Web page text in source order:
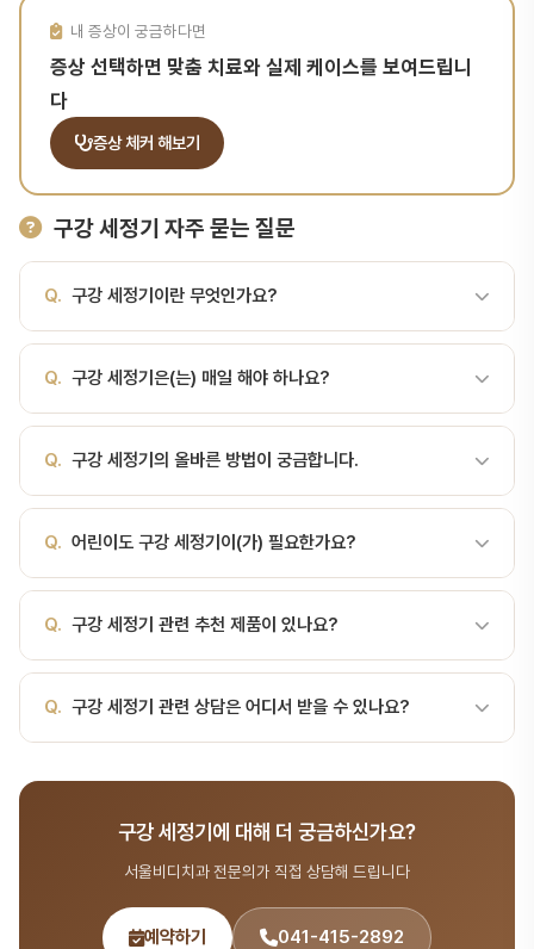
내 증상이 궁금하다면
증상 선택하면 맞춤 치료와 실제 케이스를 보여드립니
다
증상 체커 해보기
구강 세정기 자주 묻는 질문
Q. 구강 세정기이란 무엇인가요?
(oral irrigator, 워터픽)는 가는 물줄기를 뿜어 치아 사이와 잇몸 틈
의 음식물 찌꺼기와 느슨한 치태를 씻어내는 기기입니다. 탱크형(거치
식)과 휴대용 충전식이 있으며, 수압 조절과 노즐 교체가 가능한 제품
정기는 칫솔질과 치실을 대신하지 못합니다. 치태는 끈끈하게 치아 표
면에 달라붙은 세균막이라 물줄기만으로는 완전히 떨어지지 않고, 물
순환을 돕는 것에 가깝습니다. '워터픽 샀으니 치실은 안 해도 되겠
다'가 가장 흔한 오해입니다.특히 도움이 되는 경우교정 장치 착용 중
Q. 구강 세정기은(는) 매일 해야 하나요?
강의 기본입니다. 매일 꾸준히 실천하면 충치와 잇몸 질환을 효과적으
로 예방할 수 있습니다.
Q. 구강 세정기의 올바른 방법이 궁금합니다.
습니다. 서울비디치과에서는 정기 검진 시 환자 맞춤 구강 관리법을
교육해 드립니다.
Q. 어린이도 구강 세정기이(가) 필요한가요?
소아치과에서는 어린이 눈높이에 맞는 구강 관리 교육을 제공합니다.
Q. 구강 세정기 관련 추천 제품이 있나요?
담당 의사에게 문의하시면 맞춤 추천을 받으실 수 있습니다.
Q. 구강 세정기 관련 상담은 어디서 받을 수 있나요?
041-415-2892 또는 온라인 예약(bdbddc.com/reservation)
으로 상담을 받으실 수 있습니다.
구강 세정기에 대해 더 궁금하신가요?
서울비디치과 전문의가 직접 상담해 드립니다
예약하기 041-415-2892